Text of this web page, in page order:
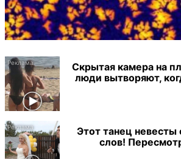
Скрытая камера на
люди вытворяют,
Этот танец невесты
слов!